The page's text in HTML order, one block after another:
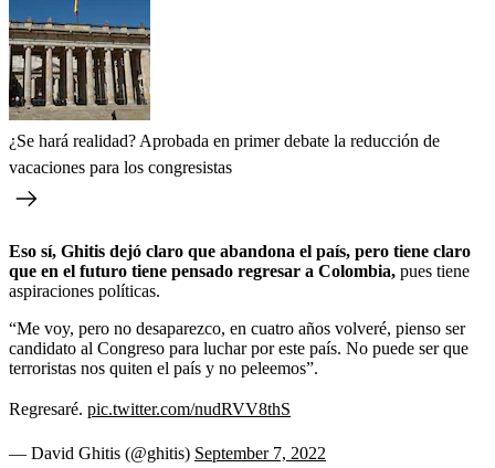
¿Se hará realidad? Aprobada en primer debate la reducción de
vacaciones para los congresistas
Eso sí, Ghitis dejó claro que abandona el país, pero tiene claro
que en el futuro tiene pensado regresar a Colombia, pues tiene
aspiraciones políticas.
“Me voy, pero no desaparezco, en cuatro años volveré, pienso ser
candidato al Congreso para luchar por este país. No puede ser que
terroristas nos quiten el país y no peleemos”.
Regresaré. pic.twitter.com/nudRVV8thS
— David Ghitis (@ghitis) September 7, 2022